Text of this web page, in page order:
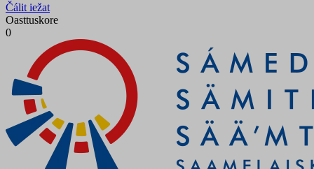
Čálit iežat
Oasttuskore
0